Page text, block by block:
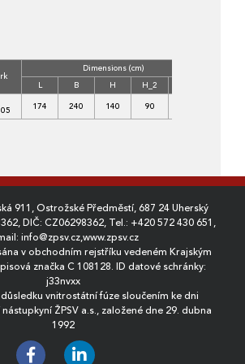
Dimensions (cm)
L B H H_2
174 240 140 90
911, Ostrožské Předměstí, 687 24 Uherský
DIČ: CZ06298362, Tel.: +420 572 430 651 ,
info@zpsv.cz,www.zpsv.cz
v obchodním rejstříku vedeném Krajským
značka C 108128. ID datové schránky:
j33nvxx
důsledku vnitrostátní fúze sloučením ke dni
ŽPSV a.s., založené dne 29. dubna
1992